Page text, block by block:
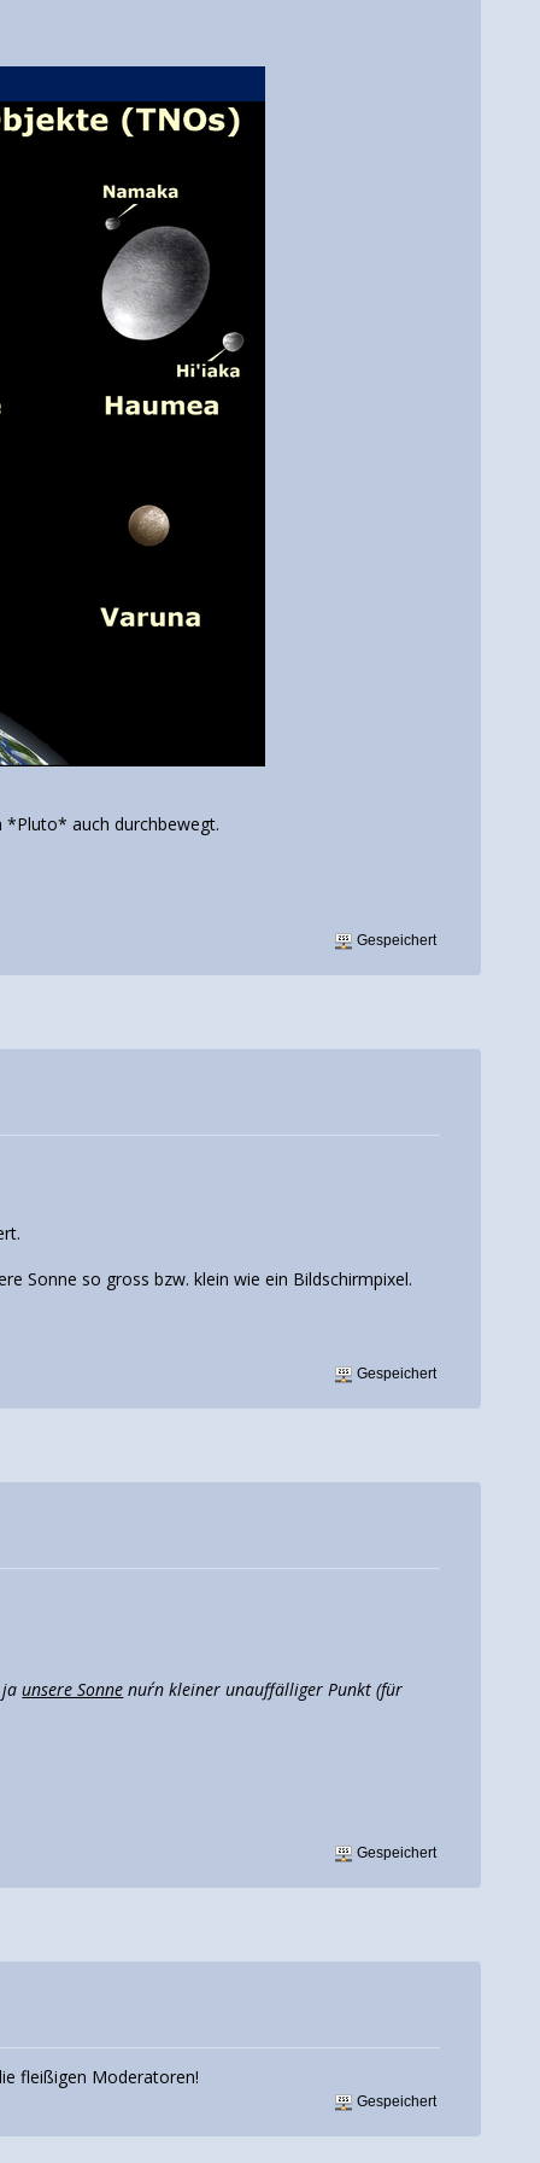
*Pluto* auch durchbewegt.
Gespeichert
Sonne so gross bzw. klein wie ein Bildschirmpixel.
Gespeichert
jaunsere Sonne nur´n kleiner unauffälliger Punkt (für
Gespeichert
fleißigen Moderatoren!
Gespeichert